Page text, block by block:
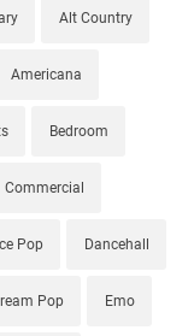
Alt Country
Americana
Bedroom
Commercial
Pop Dancehall
Pop Emo